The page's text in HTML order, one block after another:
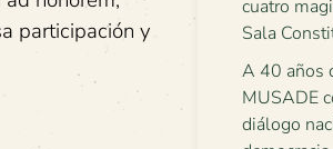
participación y
cuatro
Sala
A 40 años
MUSADE
diálogo